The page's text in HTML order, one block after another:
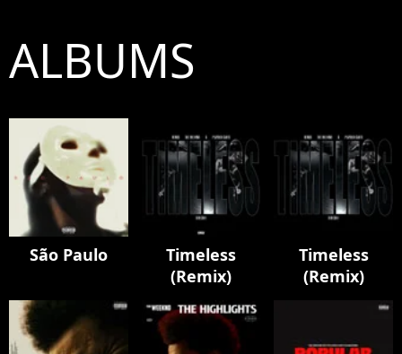
ALBUMS
São Paulo
Timeless
(Remix)
Timeless
(Remix)